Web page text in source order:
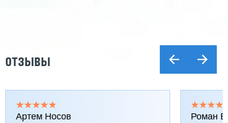
ОТЗЫВЫ
Артем Носов Роман